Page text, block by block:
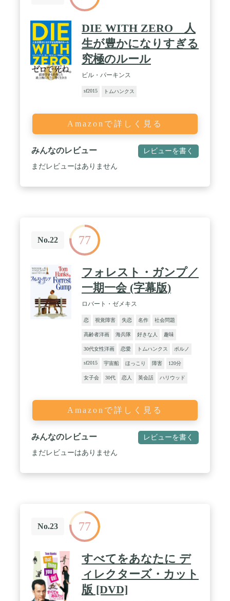
DIE WITH ZERO 人
生が豊かになりすぎる
究極のルール
ビル・パーキンス
sf2015 トムハンクス
Amazonで詳しく見る
みんなのレビュー レビューを書く
まだレビューはありません
No.22 77
フォレスト・ガンプ／
一期一会 (字幕版)
ロバート・ゼメキス
恋 視覚障害 失恋 名作 社会問題
高齢者洋画 海兵隊 好きな人 趣味
30代女性洋画 恋愛 トムハンクス ポルノ
sf2015 宇宙船 ほっこり 障害 120分
女子会 30代 恋人 英会話 ハリウッド
Amazonで詳しく見る
みんなのレビュー レビューを書く
まだレビューはありません
No.23 77
すべてをあなたに デ
ィレクターズ・カット
版 [DVD]